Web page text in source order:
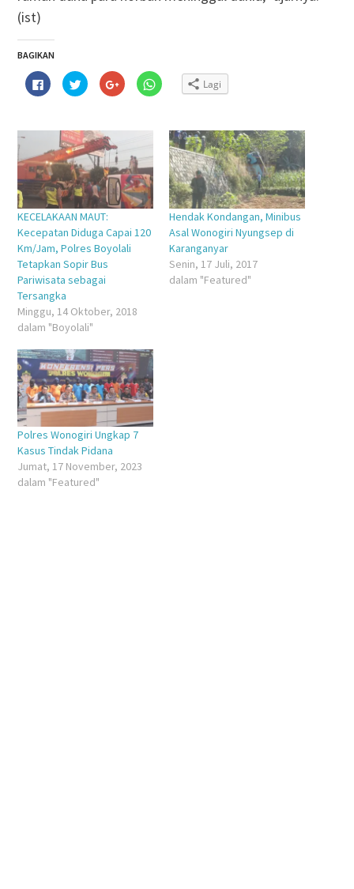
(ist)
BAGIKAN
Klik
untuk
membagikan
di
jendela
yang
baru)
Klik
untuk
berbagi
di
jendela
yang
baru)
Klik
untuk
berbagi
(Membuka
yang
baru)
Klik
untuk
jendela
yang
baru)
Lagi
KECELAKAAN MAUT:
Kecepatan Diduga Capai 120
Km/Jam, Polres Boyolali
Tetapkan Sopir Bus
Pariwisata sebagai
Tersangka
Minggu, 14 Oktober, 2018
dalam "Boyolali"
Hendak Kondangan, Minibus
Asal Wonogiri Nyungsep di
Karanganyar
Senin, 17 Juli, 2017
dalam "Featured"
Polres Wonogiri Ungkap 7
Kasus Tindak Pidana
Jumat, 17 November, 2023
dalam "Featured"